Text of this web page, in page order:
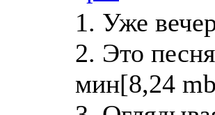
1. Уже
2. Это
мин[8,24